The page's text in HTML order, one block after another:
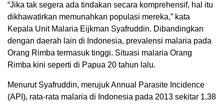
“Jika tak segera ada tindakan secara komprehensif, hal itu
dikhawatirkan memunahkan populasi mereka,” kata
Kepala Unit Malaria Eijkman Syafruddin. Dibandingkan
dengan daerah lain di Indonesia, prevalensi malaria pada
Orang Rimba termasuk tinggi. Situasi malaria Orang
Rimba kini seperti di Papua 20 tahun lalu.
Menurut Syafruddin, merujuk Annual Parasite Incidence
(API), rata-rata malaria di Indonesia pada 2013 sekitar 1,38